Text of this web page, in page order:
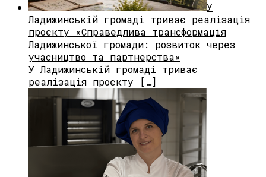
У
Ладижинській громаді триває реалізація
проєкту «Справедлива трансформація
Ладижинської громади: розвиток через
учасництво та партнерства»
У Ладижинській громаді триває
реалізація проєкту […]